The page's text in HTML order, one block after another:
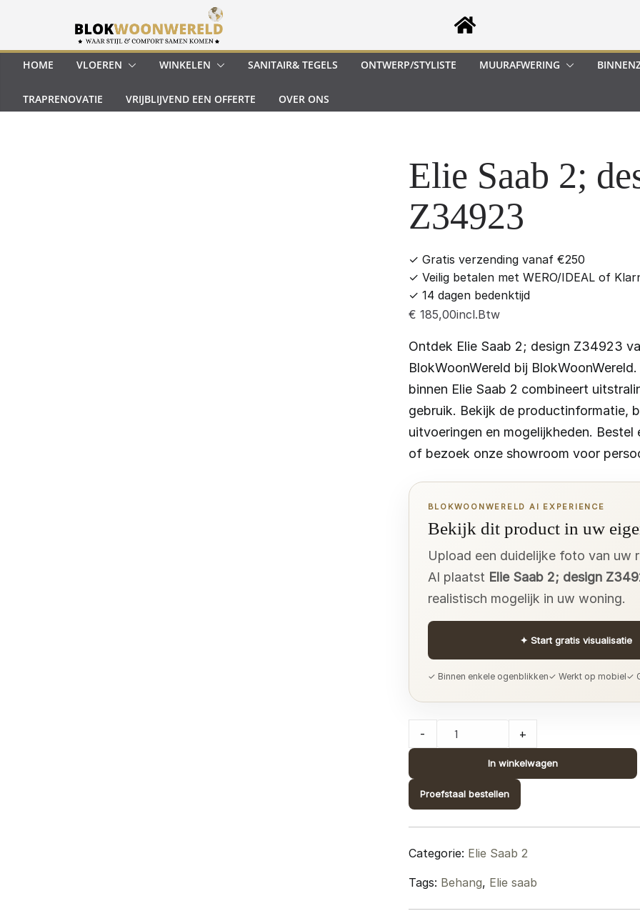
inhoudHOME VLOEREN WINKELEN SANITAIR& TEGELS ONTWERP/STYLISTE MUURAFWERING
TRAPRENOVATIE VRIJBLIJVEND EEN OFFERTE OVER ONS
Elie Saab 2;
Z34923
✓ Gratis verzending vanaf €250
✓ Veilig betalen met WERO/IDEAL of
✓ 14 dagen bedenktijd
€ 185,00incl.Btw
Ontdek Elie Saab 2; design Z34923
BlokWoonWereld bij
binnen Elie Saab 2 combineert
gebruik. Bekijk de productinformatie,
uitvoeringen en mogelijkheden. Bestel
of bezoek onze showroom voor
BLOKWOONWERELD AI EXPERIENCE
Bekijk dit product in uw
Upload een duidelijke foto van uw
AI plaatst Elie Saab 2; design
realistisch mogelijk in uw woning.
✦ Start gratis visualisatie
✓ Binnen enkele ogenblikken✓ Werkt op mobiel✓
Saab
design
Z34923
- +
In winkelwagen
Proefstaal bestellen
Categorie: Elie Saab 2
Tags: Behang, Elie saab